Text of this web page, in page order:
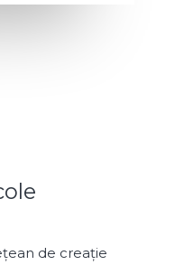
de creație